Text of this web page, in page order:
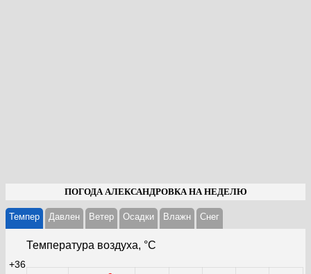
ПОГОДА АЛЕКСАНДРОВКА НА НЕДЕЛЮ
Темпер Давлен Ветер Осадки Влажн Cнег
Температура воздуха, °С
+36